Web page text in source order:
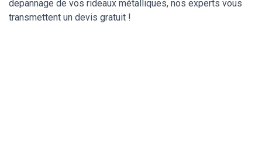
depannage de vos rideaux métalliques, nos experts vous
transmettent un devis gratuit !